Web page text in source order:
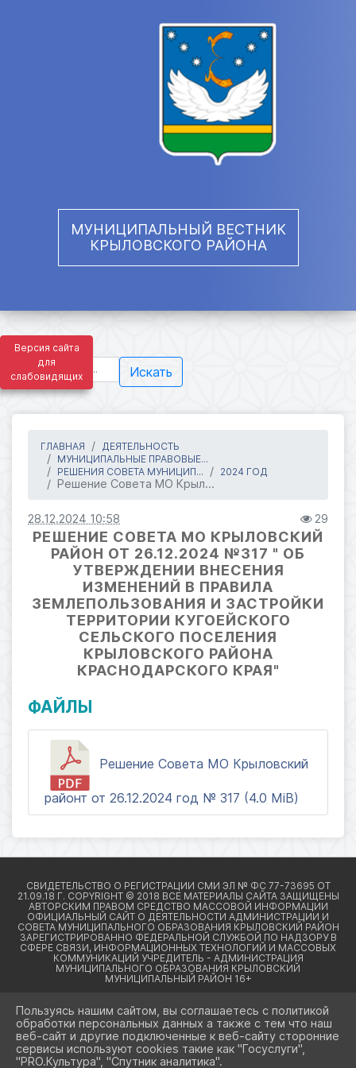
Версия сайта
для
слабовидящих
МУНИЦИПАЛЬНЫЙ ВЕСТНИК
КРЫЛОВСКОГО РАЙОНА
Искать
ГЛАВНАЯ
ДЕЯТЕЛЬНОСТЬ
МУНИЦИПАЛЬНЫЕ ПРАВОВЫЕ...
РЕШЕНИЯ СОВЕТА МУНИЦИП...
2024 ГОД
Решение Совета МО Крыл...
28.12.2024 10:58 29
РЕШЕНИЕ СОВЕТА МО КРЫЛОВСКИЙ
РАЙОН ОТ 26.12.2024 №317 " ОБ
УТВЕРЖДЕНИИ ВНЕСЕНИЯ
ИЗМЕНЕНИЙ В ПРАВИЛА
ЗЕМЛЕПОЛЬЗОВАНИЯ И ЗАСТРОЙКИ
ТЕРРИТОРИИ КУГОЕЙСКОГО
СЕЛЬСКОГО ПОСЕЛЕНИЯ
КРЫЛОВСКОГО РАЙОНА
КРАСНОДАРСКОГО КРАЯ"
ФАЙЛЫ
Решение Совета МО Крыловский
районт от 26.12.2024 год № 317 (4.0 MiB)
2026 Г. КРЫЛОВСКИЙРАЙОН23.РФ
ВХОД
Пользуясь нашим сайтом, вы соглашаетесь с политикой
обработки персональных данных а также с тем что наш
веб-сайт и другие подключенные к веб-сайту сторонние
сервисы используют cookies такие как "Госуслуги",
"PRO.Культура", "Спутник аналитика".